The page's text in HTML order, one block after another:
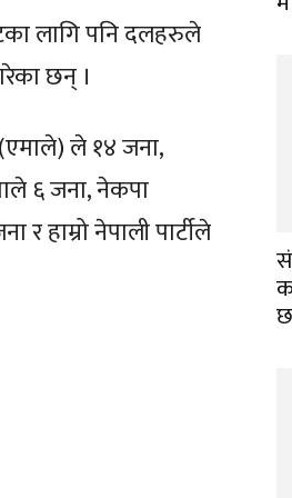
लागि पनि दलहरुले
छन् ।
ले १४ जना,
६ जना, नेकपा
हाम्रो नेपाली पार्टीले